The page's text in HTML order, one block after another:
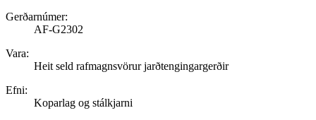
Gerðarnúmer:
AF-G2302
Vara:
Heit seld rafmagnsvörur jarðtengingargerðir
Efni:
Koparlag og stálkjarni